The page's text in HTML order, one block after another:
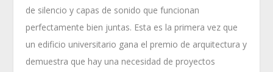
de silencio y capas de sonido que funcionan
perfectamente bien juntas. Esta es la primera vez que
un edificio universitario gana el premio de arquitectura y
demuestra que hay una necesidad de proyectos